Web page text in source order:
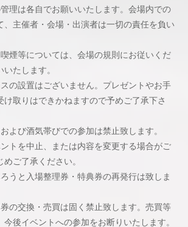
理は各自でお願いいたします。会場内での
、主催者・会場・出演者は一切の責任を負い
煙等については、会場の規則にお従いくだ
たします。
の設置はございません。プレゼントやお手
取りはできかねますので予めご了承下さ
よび酒気帯びでの参加は禁止致します。
トを中止、または内容を変更する場合がご
ご了承ください。
うと入場整理券・特典券の再発行は致しま
の交換・売買は固く禁止致します。売買等
後イベントへの参加をお断りいたします。